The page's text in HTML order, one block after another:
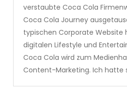
verstaubte Coca Cola
Coca Cola Journey
typischen Corporate Website
digitalen Lifestyle und
Coca Cola wird zum
Content-Marketing. Ich hatte